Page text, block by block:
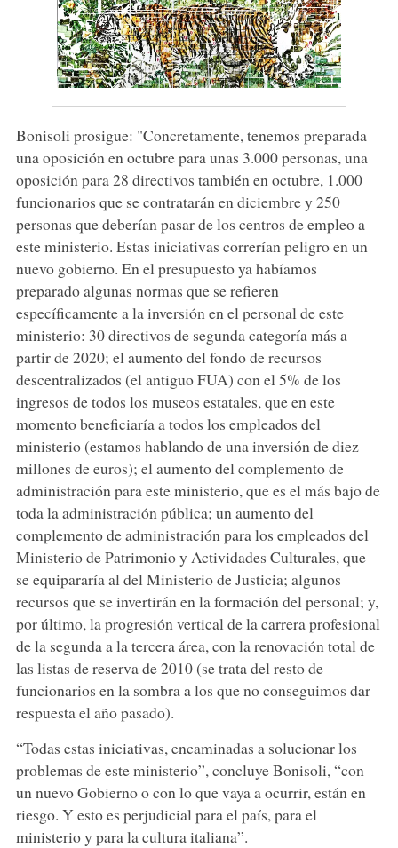
Bonisoli prosigue: "Concretamente, tenemos preparada
una oposición en octubre para unas 3.000 personas, una
oposición para 28 directivos también en octubre, 1.000
funcionarios que se contratarán en diciembre y 250
personas que deberían pasar de los centros de empleo a
este ministerio. Estas iniciativas correrían peligro en un
nuevo gobierno. En el presupuesto ya habíamos
preparado algunas normas que se refieren
específicamente a la inversión en el personal de este
ministerio: 30 directivos de segunda categoría más a
partir de 2020; el aumento del fondo de recursos
descentralizados (el antiguo FUA) con el 5% de los
ingresos de todos los museos estatales, que en este
momento beneficiaría a todos los empleados del
ministerio (estamos hablando de una inversión de diez
millones de euros); el aumento del complemento de
administración para este ministerio, que es el más bajo de
toda la administración pública; un aumento del
complemento de administración para los empleados del
Ministerio de Patrimonio y Actividades Culturales, que
se equipararía al del Ministerio de Justicia; algunos
recursos que se invertirán en la formación del personal; y,
por último, la progresión vertical de la carrera profesional
de la segunda a la tercera área, con la renovación total de
las listas de reserva de 2010 (se trata del resto de
funcionarios en la sombra a los que no conseguimos dar
respuesta el año pasado).
“Todas estas iniciativas, encaminadas a solucionar los
problemas de este ministerio”, concluye Bonisoli, “con
un nuevo Gobierno o con lo que vaya a ocurrir, están en
riesgo. Y esto es perjudicial para el país, para el
ministerio y para la cultura italiana”.